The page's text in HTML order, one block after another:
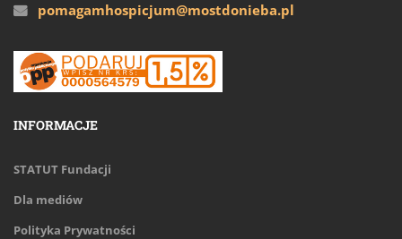
pomagamhospicjum@mostdonieba.pl
INFORMACJE
STATUT Fundacji
Dla mediów
Polityka Prywatności